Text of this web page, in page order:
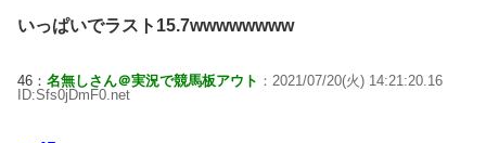
いっぱいでラスト15.7wwwwwwww
46： 名無しさん＠実況で競馬板アウト ：2021/07/20(火) 14:21:20.16
ID:Sfs0jDmF0.net